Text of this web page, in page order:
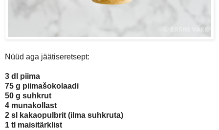
Nüüd aga jäätiseretsept:
3 dl piima
75 g piimašokolaadi
50 g suhkrut
4 munakollast
2 sl kakaopulbrit (ilma suhkruta)
1 tl maisitärklist